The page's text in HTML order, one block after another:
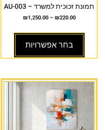
תמונת זכוכית למשרד – AU-003
₪220.00
–
₪1,250.00
בחר אפשרויות